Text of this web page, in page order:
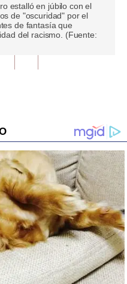
estalló en júbilo con el
de "oscuridad" por el
de fantasía que
del racismo. (Fuente: